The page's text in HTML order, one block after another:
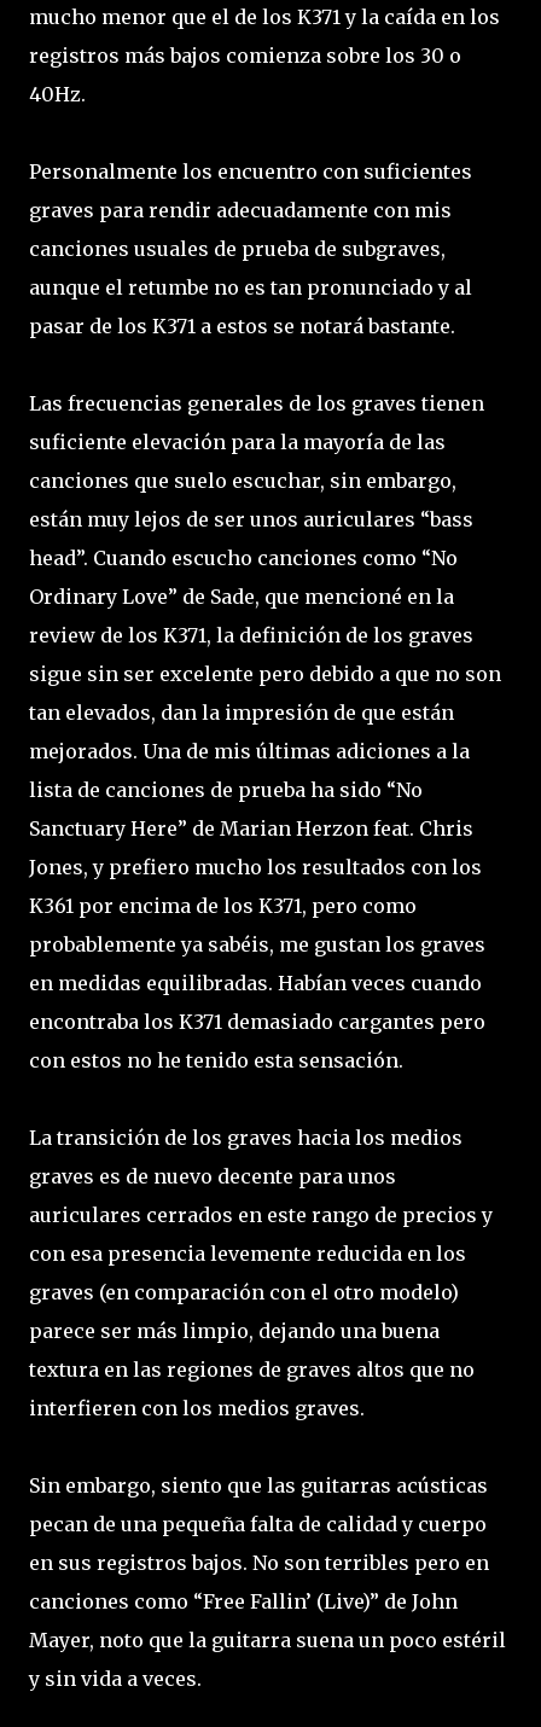
mucho menor que el de los K371 y la caída en los
registros más bajos comienza sobre los 30 o
40Hz.
Personalmente los encuentro con suficientes
graves para rendir adecuadamente con mis
canciones usuales de prueba de subgraves,
aunque el retumbe no es tan pronunciado y al
pasar de los K371 a estos se notará bastante.
Las frecuencias generales de los graves tienen
suficiente elevación para la mayoría de las
canciones que suelo escuchar, sin embargo,
están muy lejos de ser unos auriculares “bass
head”. Cuando escucho canciones como “No
Ordinary Love” de Sade, que mencioné en la
review de los K371, la definición de los graves
sigue sin ser excelente pero debido a que no son
tan elevados, dan la impresión de que están
mejorados. Una de mis últimas adiciones a la
lista de canciones de prueba ha sido “No
Sanctuary Here” de Marian Herzon feat. Chris
Jones, y prefiero mucho los resultados con los
K361 por encima de los K371, pero como
probablemente ya sabéis, me gustan los graves
en medidas equilibradas. Habían veces cuando
encontraba los K371 demasiado cargantes pero
con estos no he tenido esta sensación.
La transición de los graves hacia los medios
graves es de nuevo decente para unos
auriculares cerrados en este rango de precios y
con esa presencia levemente reducida en los
graves (en comparación con el otro modelo)
parece ser más limpio, dejando una buena
textura en las regiones de graves altos que no
interfieren con los medios graves.
Sin embargo, siento que las guitarras acústicas
pecan de una pequeña falta de calidad y cuerpo
en sus registros bajos. No son terribles pero en
canciones como “Free Fallin’ (Live)” de John
Mayer, noto que la guitarra suena un poco estéril
y sin vida a veces.